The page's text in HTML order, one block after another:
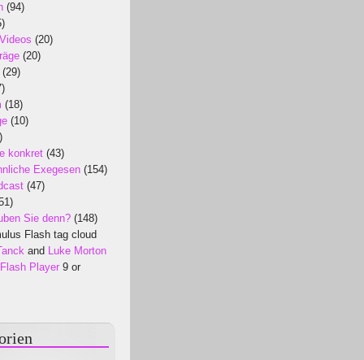
(94)
(20)
(20)
(29)
(18)
(10)
konkret (43)
Exegesen (154)
(47)
Sie denn? (148)
Flash tag cloud
and Luke Morton
Flash Player 9 or